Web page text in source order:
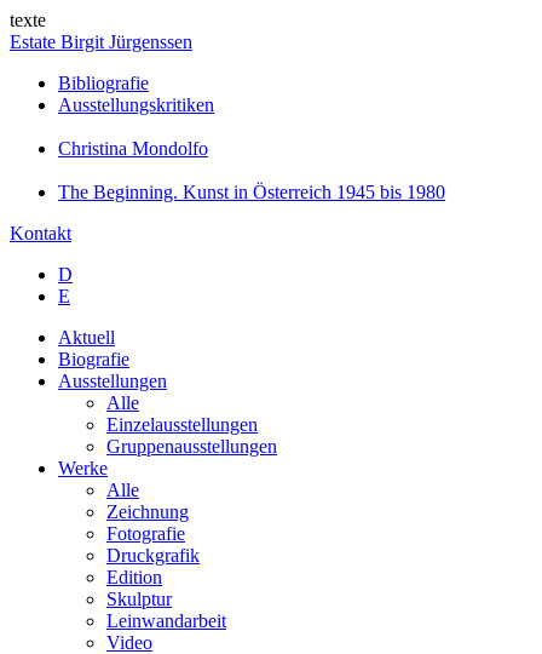
texte
Estate Birgit Jürgenssen
Bibliografie
Ausstellungskritiken
Christina Mondolfo
The Beginning. Kunst in Österreich 1945 bis 1980
Kontakt
D
E
Aktuell
Biografie
Ausstellungen
Alle
Einzelausstellungen
Gruppenausstellungen
Werke
Alle
Zeichnung
Fotografie
Druckgrafik
Edition
Skulptur
Leinwandarbeit
Video